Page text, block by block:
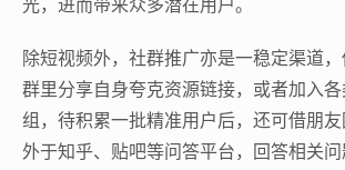
光，进而带来众多潜在用户。
除短视频外，社群推广亦是一稳定渠道
群里分享自身夸克资源链接，或者加入
组，待积累一批精准用户后，还可借朋
外于知乎、贴吧等问答平台，回答相关